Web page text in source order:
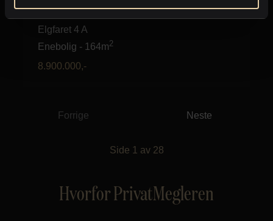
Bjørnemyr
Elgfaret 4 A
Enebolig - 164m2
8.900.000,-
Forrige Neste
Side 1 av 28
Hvorfor PrivatMegleren